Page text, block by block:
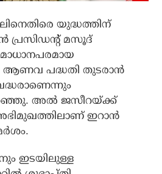
യുദ്ധത്തിന്
പ്രസിഡന്റ് മസൂദ്
ആണവ പദ്ധതി തുടരാന്‍
അല്‍ ജസീറയ്ക്ക്
ഇറാന്‍
ഇടയിലുള്ള